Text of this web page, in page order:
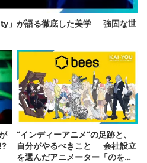
」が語る徹底した美学──強固な世
“インディーアニメ“の足跡と、
自分がやるべきこと──会社設立
を選んだアニメーター「のを